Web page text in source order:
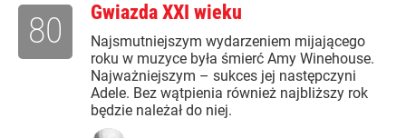
Gwiazda XXI wieku
Najsmutniejszym wydarzeniem mijającego
roku w muzyce była śmierć Amy Winehouse.
Najważniejszym – sukces jej następczyni
Adele. Bez wątpienia również najbliższy rok
będzie należał do niej.
80